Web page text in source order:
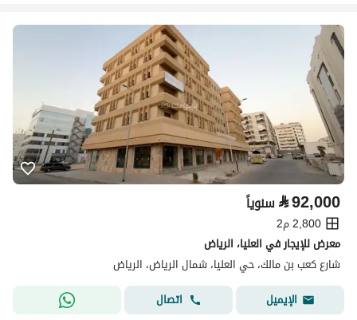
⃁92,000 سنوياً
2,800 م2
معرض للإيجار في العليا، الرياض
شارع كعب بن مالك، حي العليا، شمال الرياض، الرياض
الإيميل
اتصال